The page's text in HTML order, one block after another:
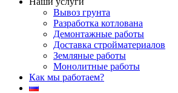
Вывоз грунта
Разработка котлована
Демонтажные работы
Доставка стройматериалов
Земляные работы
Монолитные работы
Как мы работаем?